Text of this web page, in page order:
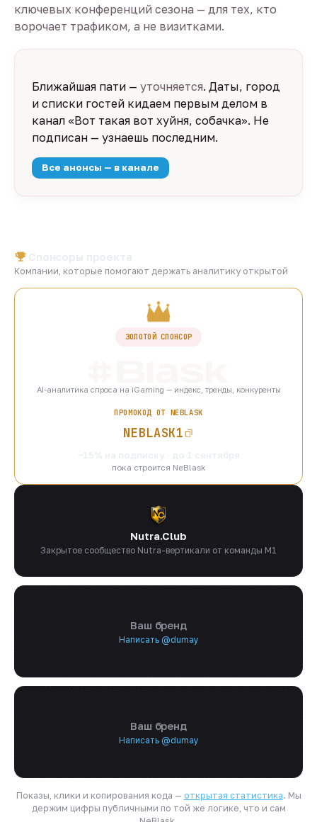
ключевых конференций сезона — для тех, кто
ворочает трафиком, а не визитками.
Ближайшая пати — уточняется. Даты, город
и списки гостей кидаем первым делом в
канал «Вот такая вот хуйня, собачка». Не
подписан — узнаешь последним.
Все анонсы — в канале
Компании, которые помогают держать аналитику открытой
ЗОЛОТОЙ СПОНСОР
AI-аналитика спроса на iGaming — индекс, тренды, конкуренты
ПРОМОКОД ОТ NEBLASK
NEBLASK1
пока строится NeBlask
Nutra.Club
Закрытое сообщество Nutra-вертикали от команды M1
Ваш бренд
Написать @dumay
Ваш бренд
Написать @dumay
Показы, клики и копирования кода — открытая статистика. Мы
держим цифры публичными по той же логике, что и сам